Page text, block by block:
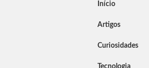
Início
Artigos
Curiosidades
Tecnologia